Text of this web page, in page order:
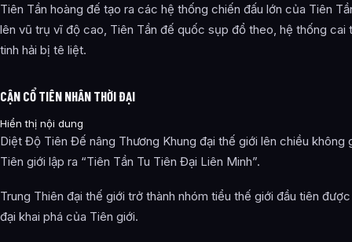
Tiên Tần hoàng đế tạo ra các hệ thống chiến đấu lớn của Tiên
lên vũ trụ vĩ độ cao, Tiên Tần đế quốc sụp đổ theo, hệ thống cai
tinh hải bị tê liệt.
CẬN CỔ TIÊN NHÂN THỜI ĐẠI
Hiển thị nội dung
Diệt Độ Tiên Đế nâng Thương Khung đại thế giới lên chiều không
Tiên giới lập ra “Tiên Tần Tu Tiên Đại Liên Minh”.
Trung Thiên đại thế giới trở thành nhóm tiểu thế giới đầu tiên
đại khai phá của Tiên giới.